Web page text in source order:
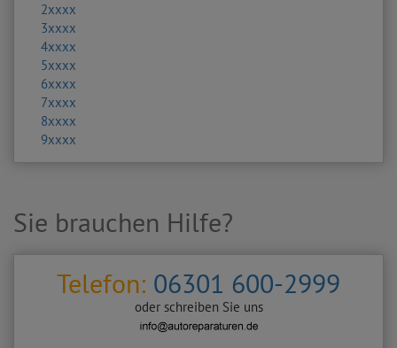
2xxxx
3xxxx
4xxxx
5xxxx
6xxxx
7xxxx
8xxxx
9xxxx
Sie brauchen Hilfe?
Telefon: 06301 600-2999
oder schreiben Sie uns